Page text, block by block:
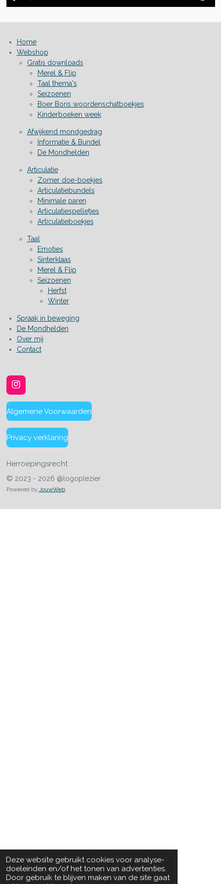
Deze website gebruikt cookies voor analyse-
doeleinden en/of het tonen van advertenties.
Door gebruik te blijven maken van de site gaat
P
y
M
E
Home
Webshop
Gratis downloads
Merel & Flip
Taal thema's
Seizoenen
Boer Boris woordenschatboekjes
Kinderboeken week
Afwijkend mondgedrag
Informatie & Bundel
De Mondhelden
Articulatie
Zomer doe-boekjes
Articulatiebundels
Minimale paren
Articulatiespelletjes
Articulatieboekjes
Taal
Emoties
Sinterklaas
Merel & Flip
Seizoenen
Herfst
Winter
Spraak in beweging
De Mondhelden
Over mij
Contact
I
n
t
r
Algemene Voorwaarden
Privacy verklaring
Herroepingsrecht
© 2023 - 2026 @logoplezier
Powered by JouwWeb